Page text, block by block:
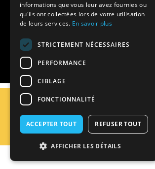
Modes de règlement acceptés
Chèque, Virement, Espèces, Mandats
Bons CAF, Conseil général, Chèques
Carte bancaire, Prise en charge reçu
règlement, Prélèvement
Plan du site
Espace Professionnels
Réalisation
informations que vous leur avez fournies ou
qu'ils ont collectées lors de votre utilisation
de leurs services. En savoir plus
STRICTEMENT NÉCESSAIRES
PERFORMANCE
CIBLAGE
FONCTIONNALITÉ
ACCEPTER TOUT REFUSER TOUT
AFFICHER LES DÉTAILS